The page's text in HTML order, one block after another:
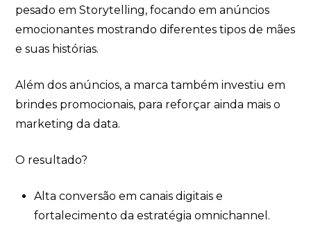
pesado em Storytelling, focando em anúncios
emocionantes mostrando diferentes tipos de mães
e suas histórias.
Além dos anúncios, a marca também investiu em
brindes promocionais, para reforçar ainda mais o
marketing da data.
O resultado?
Alta conversão em canais digitais e
fortalecimento da estratégia omnichannel.
Eu concordo em receber comunicações.